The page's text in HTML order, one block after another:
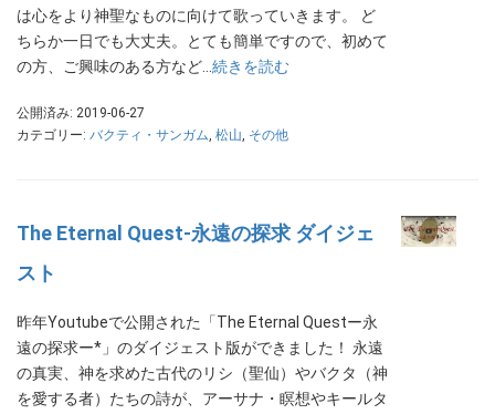
は心をより神聖なものに向けて歌っていきます。 ど
ちらか一日でも大丈夫。とても簡単ですので、初めて
の方、ご興味のある方など… 続きを読む
公開済み: 2019-06-27
カテゴリー: バクティ・サンガム, 松山, その他
The Eternal Quest-永遠の探求 ダイジェ
スト
昨年Youtubeで公開された「The Eternal Questー永
遠の探求ー*」のダイジェスト版ができました！ 永遠
の真実、神を求めた古代のリシ（聖仙）やバクタ（神
を愛する者）たちの詩が、アーサナ・瞑想やキールタ